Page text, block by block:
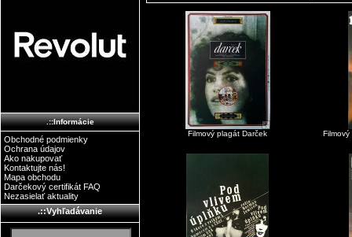
.::Informácie
Obchodné podmienky
Ochrana údajov
Ako nakupovať
Kontaktujte nás!
Mapa obchodu
Darčekový certifikát FAQ
Nezasielať aktuality
.::Vyhľadávanie
Filmový plagát Darček